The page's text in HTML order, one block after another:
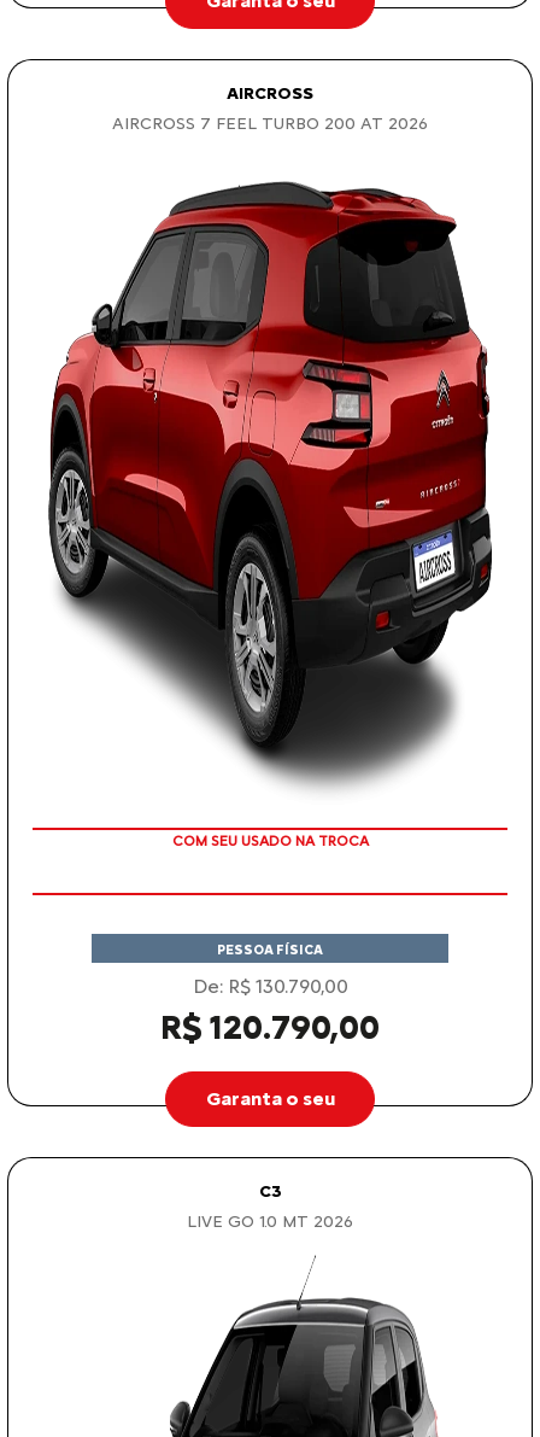
AIRCROSS
AIRCROSS 7 FEEL TURBO 200 AT 2026
TAXA ZERO
PESSOA FÍSICA
De: R$ 130.790,00
R$ 120.790,00
Garanta o seu
C3
LIVE GO 1.0 MT 2026